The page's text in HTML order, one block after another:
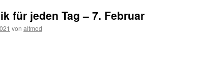
für jeden Tag – 7. Februar
von altmod